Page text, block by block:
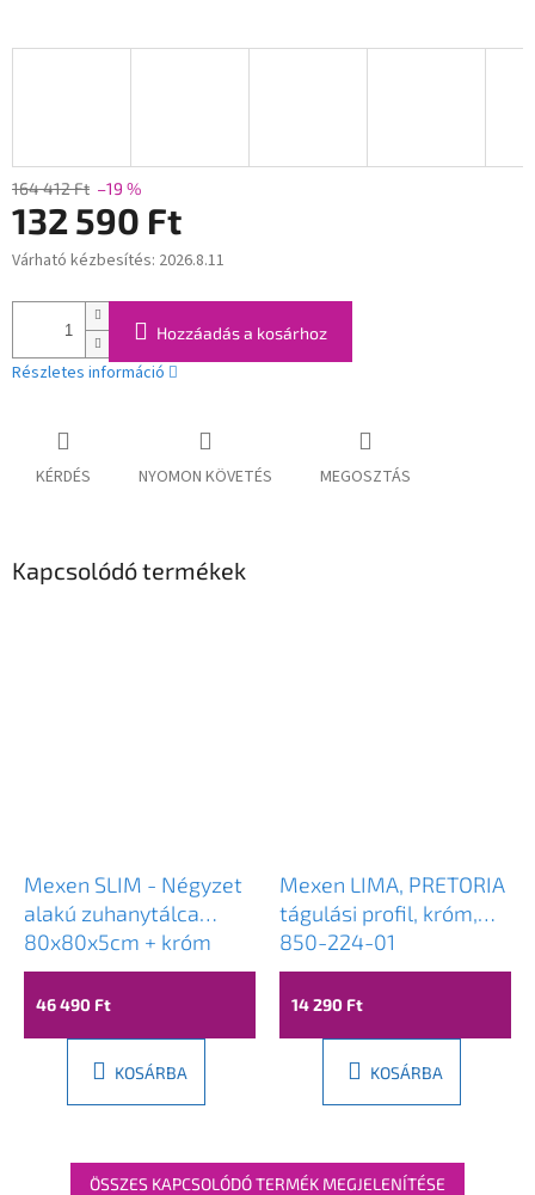
164 412 Ft –19 %
132 590 Ft
Egységár:
Várható kézbesítés: 2026.8.11
Hozzáadás a kosárhoz
Részletes információ
KÉRDÉS NYOMON KÖVETÉS MEGOSZTÁS
Kapcsolódó termékek
Mexen SLIM - Négyzet
alakú zuhanytálca
80x80x5cm + króm
szifon, fehér, 40108080
46 490 Ft
KOSÁRBA
Mexen LIMA, PRETORIA
tágulási profil, króm,
850-224-01
14 290 Ft
KOSÁRBA
ÖSSZES KAPCSOLÓDÓ TERMÉK MEGJELENÍTÉSE